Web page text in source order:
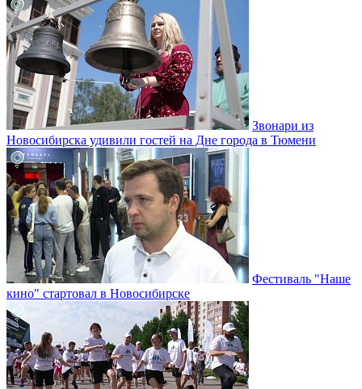
Звонари из
Новосибирска удивили гостей на Дне города в Тюмени
Фестиваль "Наше
кино" стартовал в Новосибирске